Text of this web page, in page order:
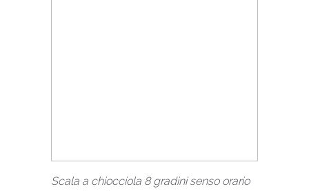
Scala a chiocciola 8 gradini senso orario